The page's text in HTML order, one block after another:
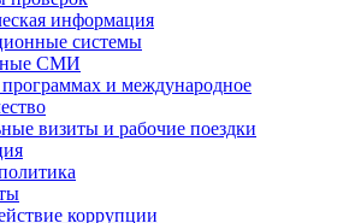
информация
системы
СМИ
и международное
визиты и рабочие поездки
коррупции